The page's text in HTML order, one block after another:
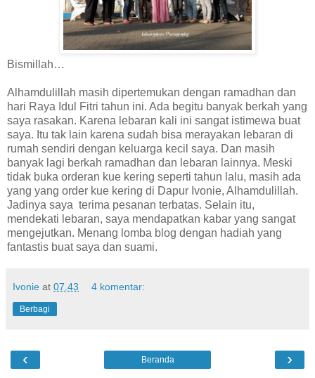
Bismillah…
Alhamdulillah masih dipertemukan dengan ramadhan dan
hari Raya Idul Fitri tahun ini. Ada begitu banyak berkah yang
saya rasakan. Karena lebaran kali ini sangat istimewa buat
saya. Itu tak lain karena sudah bisa merayakan lebaran di
rumah sendiri dengan keluarga kecil saya. Dan masih
banyak lagi berkah ramadhan dan lebaran lainnya. Meski
tidak buka orderan kue kering seperti tahun lalu, masih ada
yang yang order kue kering di Dapur Ivonie, Alhamdulillah.
Jadinya saya terima pesanan terbatas. Selain itu,
mendekati lebaran, saya mendapatkan kabar yang sangat
mengejutkan. Menang lomba blog dengan hadiah yang
fantastis buat saya dan suami.
Ivonie at 07.43 4 komentar:
Berbagi
‹ ›
Beranda